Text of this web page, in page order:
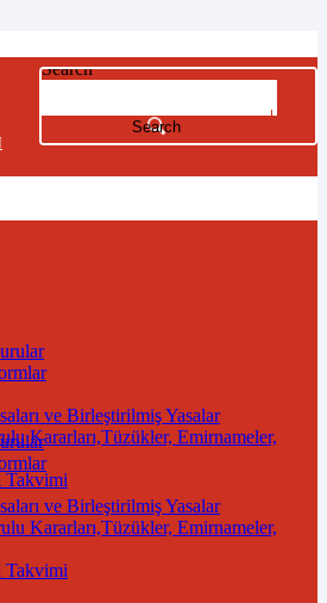
Search
ve Birleştirilmiş Yasalar
Kararları,Tüzükler, Emirnameler,
Takvimi
ve Birleştirilmiş Yasalar
Kararları,Tüzükler, Emirnameler,
Takvimi